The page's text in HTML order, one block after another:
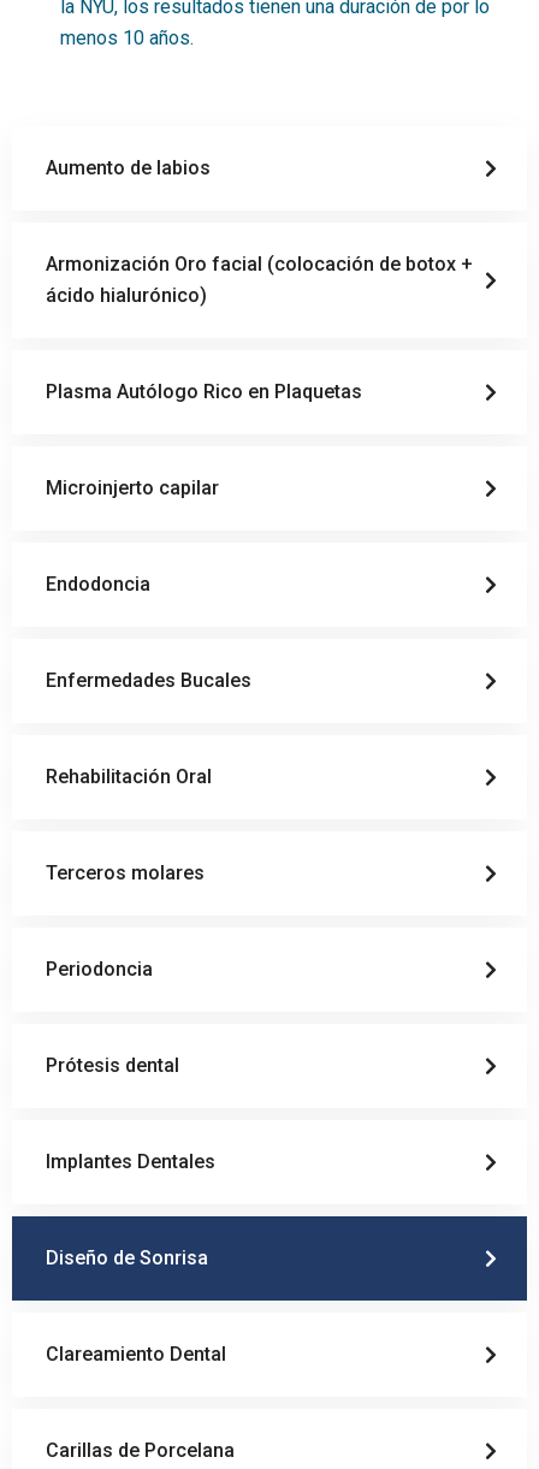
Aumento de labios
Armonización Oro facial (colocación de botox +
ácido hialurónico)
Plasma Autólogo Rico en Plaquetas
Microinjerto capilar
Endodoncia
Enfermedades Bucales
Rehabilitación Oral
Terceros molares
Periodoncia
Prótesis dental
Implantes Dentales
Diseño de Sonrisa
Clareamiento Dental
Carillas de Porcelana
la NYU, los resultados tienen una duración de por lo
menos 10 años.